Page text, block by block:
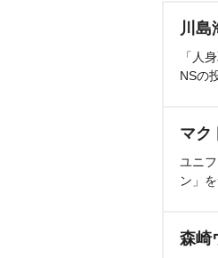
川島
「人
NSの
マク
ユニ
ン」
森崎